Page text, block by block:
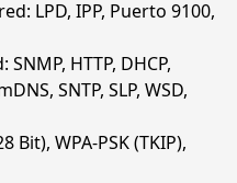
LPD, IPP, Puerto 9100,
HTTP, DHCP,
SNTP, SLP, WSD,
Bit), WPA-PSK (TKIP),